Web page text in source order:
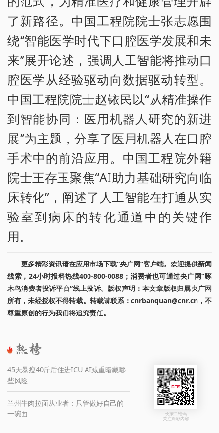
了新路径。中国工程院院士张志愿围
绕“智能医学时代下口腔医学发展和未
来”展开论述，强调人工智能将推动口
腔医学从经验驱动向数据驱动转型。
中国工程院院士赵铱民以“从精准操作
到智能协同：医用机器人研究的新进
展”为主题，分享了医用机器人在口腔
手术中的前沿应用。中国工程院外籍
院士王存玉聚焦“AI助力基础研究向临
床转化”，阐述了人工智能在打通从实
验室到病床的转化通道中的关键作
用。
更多精彩资讯请在应用市场下载“央广网”客户端。欢迎提供新闻
线索，24小时报料热线400-800-0088；消费者也可通过央广网“啄
木鸟消费者投诉平台”线上投诉。版权声明：本文章版权归属央广网
所有，未经授权不得转载。转载请联系：cnrbanquan@cnr.cn，不
尊重原创的行为我们将追究责任。
45天暴瘦40斤后住进ICU AI减重暗藏哪
些风险
兰州牛肉拉面从业者：只管做好自己的
一碗面
长按二维码
关注精彩内容